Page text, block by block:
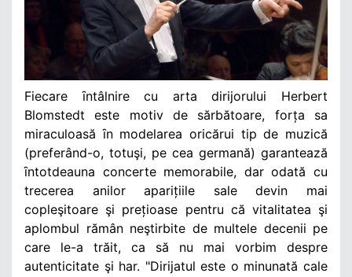
Fiecare ȋntâlnire cu arta dirijorului Herbert
Blomstedt este motiv de sărbătoare, forța sa
miraculoasă ȋn modelarea oricărui tip de muzică
(preferând-o, totuşi, pe cea germană) garantează
ȋntotdeauna concerte memorabile, dar odată cu
trecerea anilor aparițiile sale devin mai
copleşitoare şi prețioase pentru că vitalitatea şi
aplombul rămân neştirbite de multele decenii pe
care le-a trăit, ca să nu mai vorbim despre
autenticitate şi har. "Dirijatul este o minunată cale